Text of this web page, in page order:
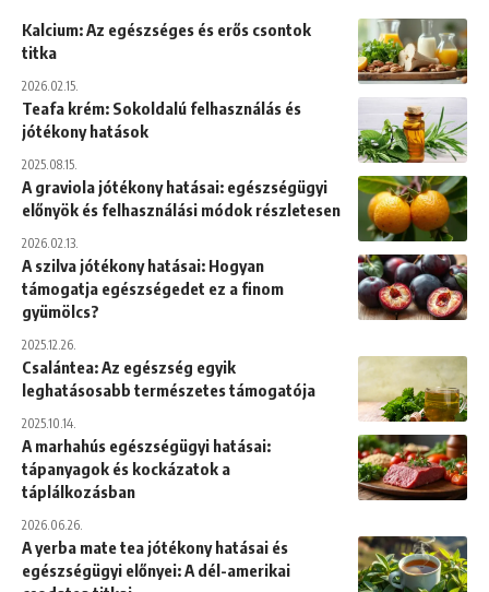
Kalcium: Az egészséges és erős csontok
titka
2026.02.15.
Teafa krém: Sokoldalú felhasználás és
jótékony hatások
2025.08.15.
A graviola jótékony hatásai: egészségügyi
előnyök és felhasználási módok részletesen
2026.02.13.
A szilva jótékony hatásai: Hogyan
támogatja egészségedet ez a finom
gyümölcs?
2025.12.26.
Csalántea: Az egészség egyik
leghatásosabb természetes támogatója
2025.10.14.
A marhahús egészségügyi hatásai:
tápanyagok és kockázatok a
táplálkozásban
2026.06.26.
A yerba mate tea jótékony hatásai és
egészségügyi előnyei: A dél-amerikai